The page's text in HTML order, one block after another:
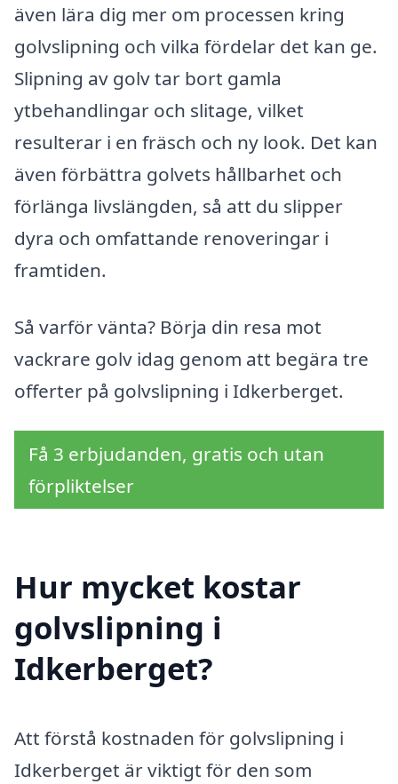
även lära dig mer om processen kring
golvslipning och vilka fördelar det kan ge.
Slipning av golv tar bort gamla
ytbehandlingar och slitage, vilket
resulterar i en fräsch och ny look. Det kan
även förbättra golvets hållbarhet och
förlänga livslängden, så att du slipper
dyra och omfattande renoveringar i
framtiden.
Så varför vänta? Börja din resa mot
vackrare golv idag genom att begära tre
offerter på golvslipning i Idkerberget.
Få 3 erbjudanden, gratis och utan
förpliktelser
Hur mycket kostar
golvslipning i
Idkerberget?
Att förstå kostnaden för golvslipning i
Idkerberget är viktigt för den som